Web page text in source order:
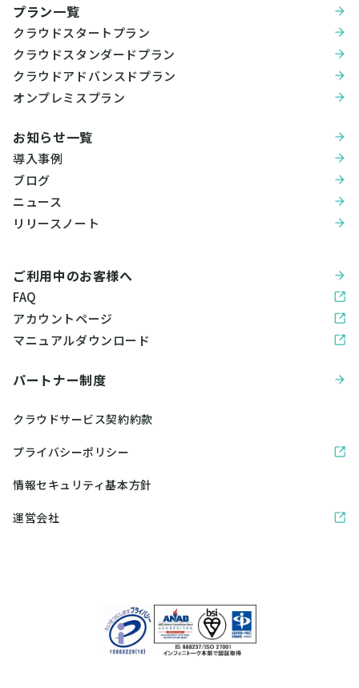
プラン一覧
クラウドスタートプラン
クラウドスタンダードプラン
クラウドアドバンスドプラン
オンプレミスプラン
お知らせ一覧
導入事例
ブログ
ニュース
リリースノート
ご利用中のお客様へ
FAQ
アカウントページ
マニュアルダウンロード
パートナー制度
クラウドサービス契約約款
プライバシーポリシー
情報セキュリティ基本方針
運営会社